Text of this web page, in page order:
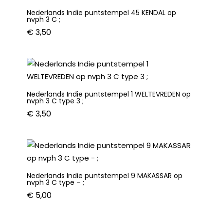
Nederlands Indie puntstempel 45 KENDAL op
nvph 3 C ;
€ 3,50
Nederlands Indie puntstempel 1 WELTEVREDEN op
nvph 3 C type 3 ;
€ 3,50
Nederlands Indie puntstempel 9 MAKASSAR op
nvph 3 C type – ;
€ 5,00